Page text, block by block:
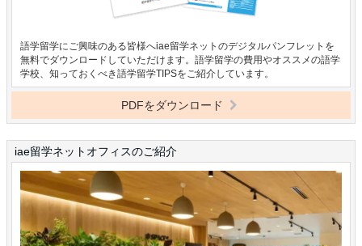
語学留学にご興味のある皆様へiae留学ネットのデジタルパンフレットを
無料でダウンロードしていただけます。語学留学の費用やオススメの語学
学校、知っておくべき語学留学TIPSをご紹介しています。
PDFをダウンロード
iae留学ネットオフィスのご紹介